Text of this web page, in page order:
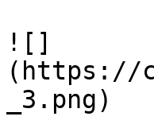
![]
(https://
_3.png)